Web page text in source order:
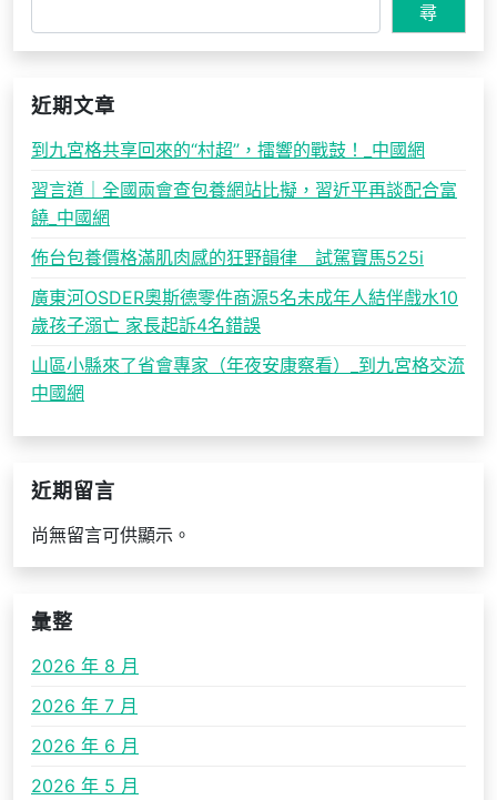
尋
近期文章
到九宮格共享回來的“村超”，擂響的戰鼓！_中國網
習言道｜全國兩會查包養網站比擬，習近平再談配合富
饒_中國網
佈台包養價格滿肌肉感的狂野韻律 試駕寶馬525i
廣東河OSDER奧斯德零件商源5名未成年人結伴戲水10
歲孩子溺亡 家長起訴4名錯誤
山區小縣來了省會專家（年夜安康察看）_到九宮格交流
中國網
近期留言
尚無留言可供顯示。
彙整
2026 年 8 月
2026 年 7 月
2026 年 6 月
2026 年 5 月